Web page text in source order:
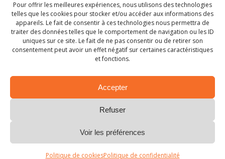
Pour offrir les meilleures expériences, nous utilisons des technologies
telles que les cookies pour stocker et/ou accéder aux informations des
appareils. Le fait de consentir à ces technologies nous permettra de
traiter des données telles que le comportement de navigation ou les ID
uniques sur ce site. Le fait de ne pas consentir ou de retirer son
consentement peut avoir un effet négatif sur certaines caractéristiques
et fonctions.
Accepter
Refuser
Voir les préférences
Politique de cookiesPolitique de confidentialité
Salle de danse de Chavagnes-en-Paillers
639 rue Jean de Suzannet
Chavagnes-en-Paillers, 85250 France + Google Map
Atelier de danses traditionnelles Atelier de danses traditionnelles
© 2026 Folka-Danse. Created for free using
WordPress andColibri